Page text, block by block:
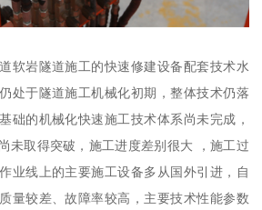
软岩隧道施工的快速修建设备配套技术水
处于隧道施工机械化初期，整体技术仍落
础的机械化快速施工技术体系尚未完成，
未取得突破，施工进度差别很大 ，施工过
业线上的主要施工设备多从国外引进，自
量较差、故障率较高，主要技术性能参数